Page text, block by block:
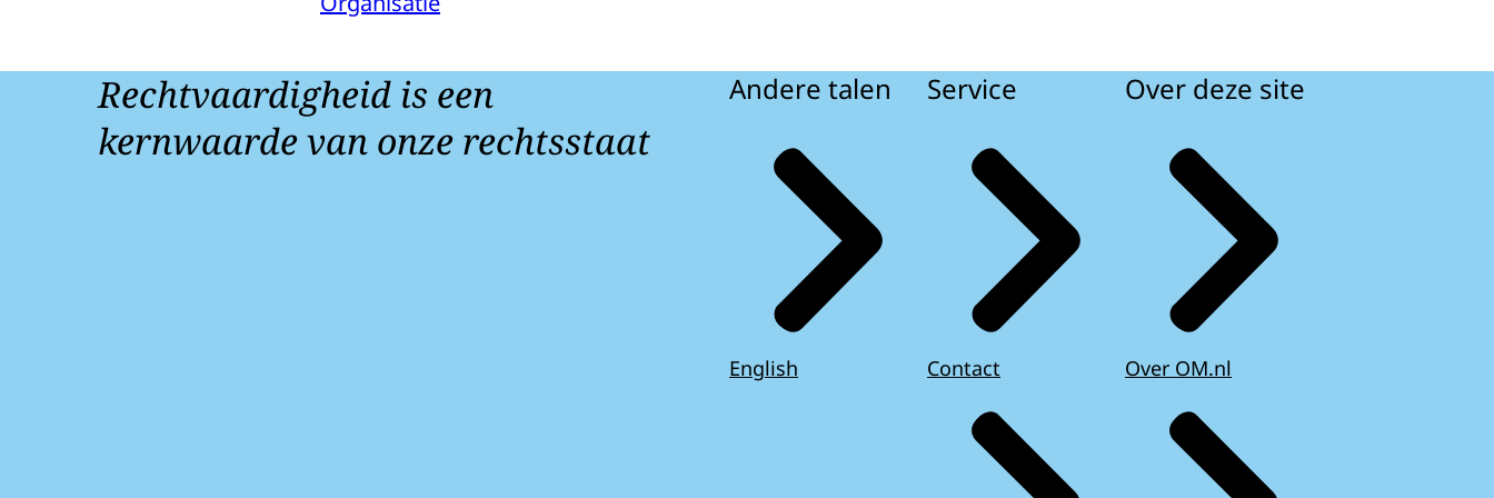
Rechtvaardigheid is een
kernwaarde van onze rechtsstaat
Andere talen
English
Service
Contact
Over deze site
Over OM.nl